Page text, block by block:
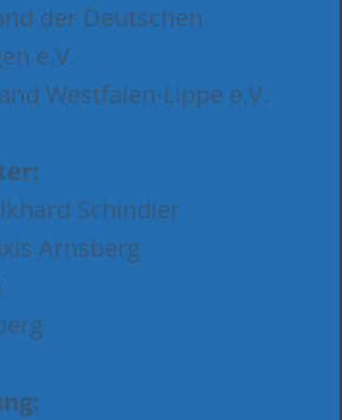
der Deutschen
e.V.
Westfalen-Lippe e.V.
Schindler
Arnsberg